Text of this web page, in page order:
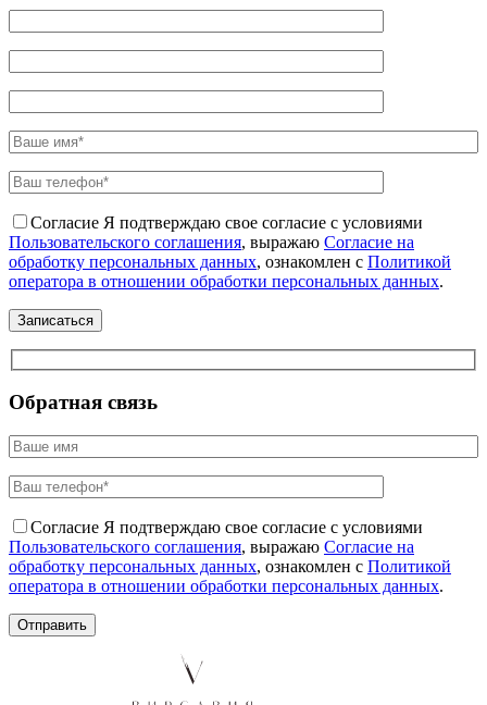
Согласие Я подтверждаю свое согласие с условиями
Пользовательского соглашения, выражаю Согласие на
обработку персональных данных, ознакомлен с Политикой
оператора в отношении обработки персональных данных.
Обратная связь
Согласие Я подтверждаю свое согласие с условиями
Пользовательского соглашения, выражаю Согласие на
обработку персональных данных, ознакомлен с Политикой
оператора в отношении обработки персональных данных.